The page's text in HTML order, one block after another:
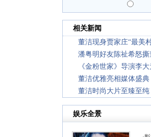
相关新闻
董洁现身贾家庄“最美
潘粤明好友陈祉希怒
《金粉世家》导演李
董洁优雅亮相媒体盛
董洁时尚大片至臻至